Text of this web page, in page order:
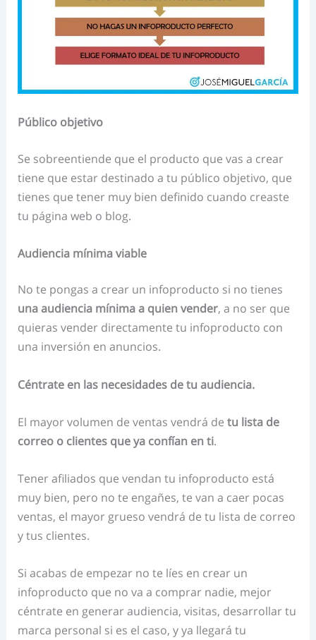
Público objetivo
Se sobreentiende que el producto que vas a crear
tiene que estar destinado a tu público objetivo, que
tienes que tener muy bien definido cuando creaste
tu página web o blog.
Audiencia mínima viable
No te pongas a crear un infoproducto si no tienes
una audiencia mínima a quien vender, a no ser que
quieras vender directamente tu infoproducto con
una inversión en anuncios.
Céntrate en las necesidades de tu audiencia.
El mayor volumen de ventas vendrá detu lista de
correo o clientes que ya confían en ti.
Tener afiliados que vendan tu infoproducto está
muy bien, pero no te engañes, te van a caer pocas
ventas, el mayor grueso vendrá de tu lista de correo
y tus clientes.
Si acabas de empezar no te líes en crear un
infoproducto que no va a comprar nadie, mejor
céntrate en generar audiencia, visitas, desarrollar tu
marca personal si es el caso, y ya llegará tu